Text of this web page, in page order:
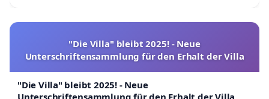
"Die Villa" bleibt 2025! - Neue
Unterschriftensammlung für den Erhalt der Villa
"Die Villa" bleibt 2025! - Neue
Unterschriftensammlung für den Erhalt der Villa